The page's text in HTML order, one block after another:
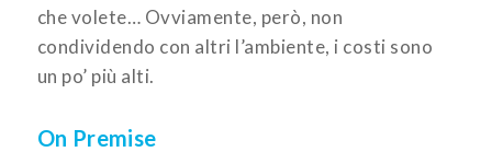
che volete… Ovviamente, però, non
condividendo con altri l’ambiente, i costi sono
un po’ più alti.
On Premise